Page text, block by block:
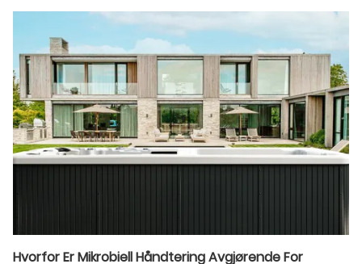
Hvorfor Er Mikrobiell Håndtering Avgjørende For